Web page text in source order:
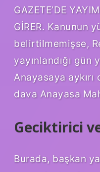
GAZETE’DE
GİRER. Kanunun
belirtilmemişse,
yayınlandığı gün
Anayasaya
dava Anayasa
Geciktirici
Burada, başkan